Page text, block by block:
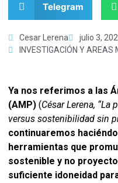
Telegram
Cesar Lerena
julio 3,
INVESTIGACIÓN Y AREAS
Ya nos referimos a las
(AMP) (César Lerena,
versus sostenibilidad sin
continuaremos
herramientas que
sostenible y no
suficiente idoneidad